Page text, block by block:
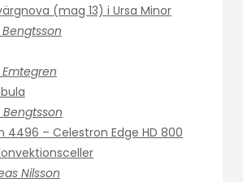
(mag 13) i Ursa Minor
Bengtsson
4496 – Celestron Edge HD 800
Nilsson